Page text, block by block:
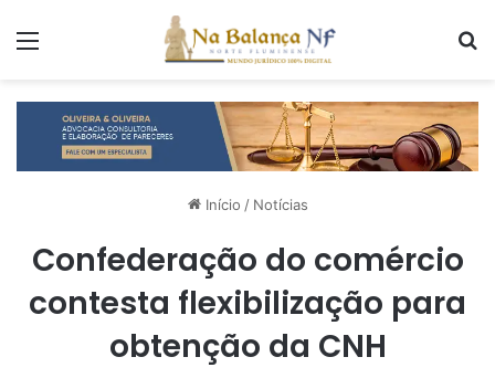
Início / Notícias
Confederação do comércio
contesta flexibilização para
obtenção da CNH